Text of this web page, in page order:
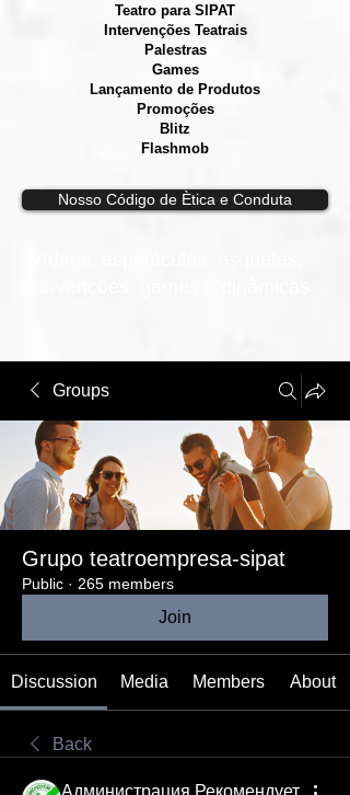
Teatro para SIPAT
Intervenções Teatrais
Palestras
Games
Lançamento de Produtos
Promoções
Blitz
Flashmob
Nosso Código de Ètica e Conduta
Groups
Grupo teatroempresa-sipat
Public · 265 members
Join
Discussion Media Members About
Back
Администрация Рекомендует